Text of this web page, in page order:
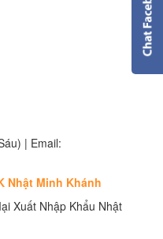
| Email:
Nhật Minh Khánh
Xuất Nhập Khẩu Nhật